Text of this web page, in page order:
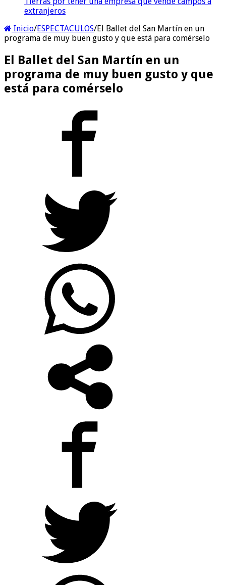
extranjeros
Inicio/ESPECTACULOS/El Ballet del San Martín en un
programa de muy buen gusto y que está para comérselo
El Ballet del San Martín en un
programa de muy buen gusto y que
está para comérselo